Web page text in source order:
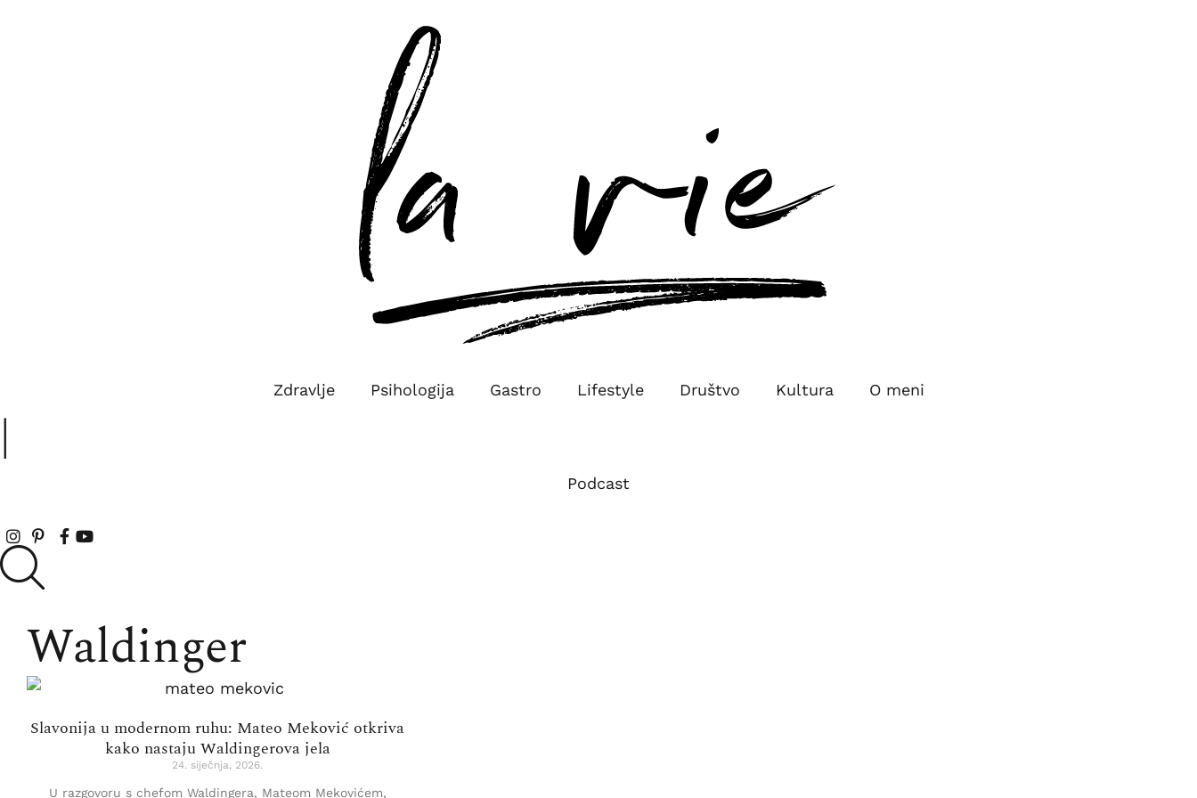
Zdravlje Psihologija Gastro Lifestyle Društvo Kultura O meni
|
Podcast
Waldinger
Slavonija u modernom ruhu: Mateo Meković otkriva
kako nastaju Waldingerova jela
24. siječnja, 2026.
U razgovoru s chefom Waldingera, Mateom Mekovićem,